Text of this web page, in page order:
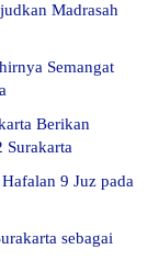
Madrasah
Semangat
Berikan
Surakarta
9 Juz pada
sebagai